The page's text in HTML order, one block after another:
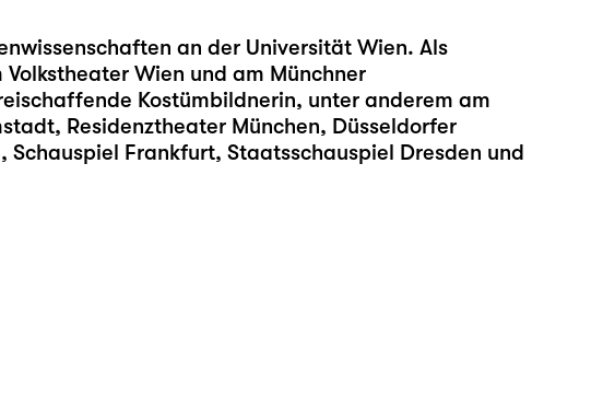
an der Universität Wien. Als
Wien und am Münchner
Kostümbildnerin, unter anderem am
Residenz­theater München, Düsseldorfer
Schauspiel Frankfurt, Staatsschauspiel Dresden und